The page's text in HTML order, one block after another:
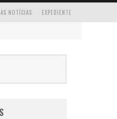
EXPEDIENTE
NOTÍCIAS